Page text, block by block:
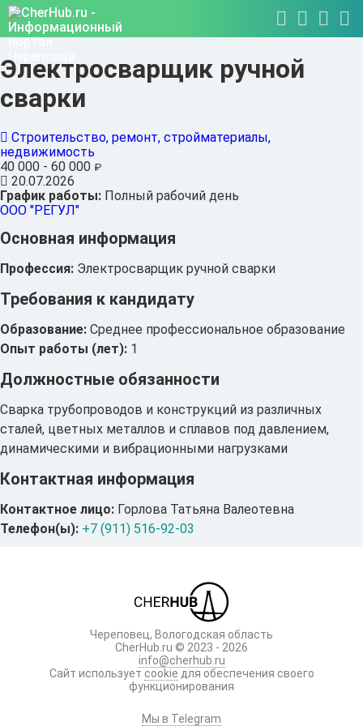
Электросварщик ручной
сварки
Строительство, ремонт, стройматериалы,
недвижимость
40 000 - 60 000 ₽
20.07.2026
График работы: Полный рабочий день
ООО "РЕГУЛ"
Основная информация
Профессия: Электросварщик ручной сварки
Требования к кандидату
Образование: Среднее профессиональное образование
Опыт работы (лет): 1
Должностные обязанности
Сварка трубопроводов и конструкций из различных
сталей, цветных металлов и сплавов под давлением,
динамическими и вибрационными нагрузками
Контактная информация
Контактное лицо: Горлова Татьяна Валеотевна
Телефон(ы): +7 (911) 516-92-03
Череповец, Вологодская область
CherHub.ru © 2023 - 2026
info@cherhub.ru
Сайт использует cookie для обеспечения своего
функционирования
Мы в Telegram